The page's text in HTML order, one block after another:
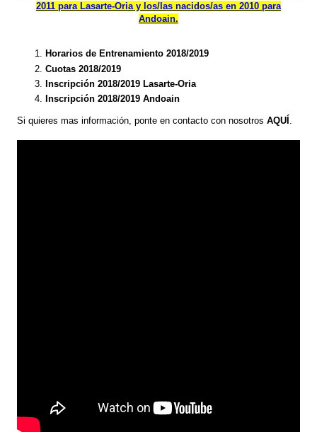
2011 para Lasarte-Oria y los/las nacidos/as en 2010 para
Andoain.
Horarios de Entrenamiento 2018/2019
Cuotas 2018/2019
Inscripción 2018/2019 Lasarte-Oria
Inscripción 2018/2019 Andoain
Si quieres mas información, ponte en contacto con nosotros AQUÍ .